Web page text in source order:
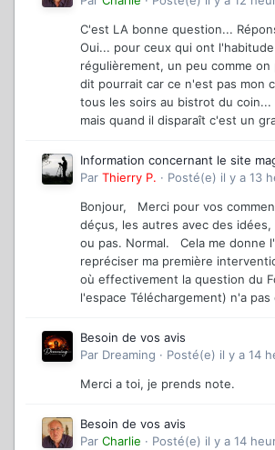
C'est LA bonne question...
Oui... pour ceux qui ont
régulièrement, un peu comme on
dit pourrait car ce n'est pas mon
tous les soirs au bistrot du coin...
mais quand il disparaît c'est un
Information concernant le site
Par Thierry P. · Posté(e) il y a 13
Bonjour, Merci pour vos
déçus, les autres avec des
ou pas. Normal. Cela me donne
repréciser ma première
où effectivement la question du
l'espace Téléchargement) n'a pas
Besoin de vos avis
Par Dreaming · Posté(e) il y a 14
Merci a toi, je prends note.
Besoin de vos avis
Par Charlie · Posté(e) il y a 14